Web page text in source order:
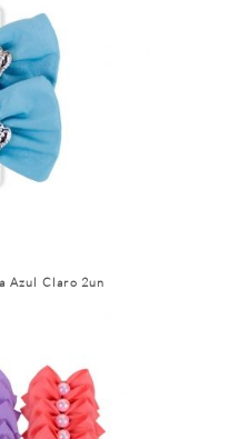
Azul Claro 2un